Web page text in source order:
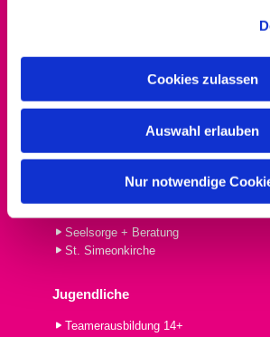
Cookies zulassen
Auswahl erlauben
Nur notwendige
Gottesdienste
Abendmahl
Kindergottesdienst
Informationen
Seelsorge + Beratung
St. Simeonkirche
Jugendliche
Teamerausbildung 14+